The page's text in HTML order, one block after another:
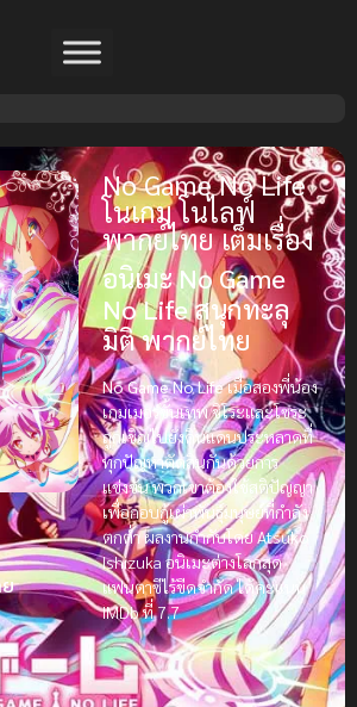
No Game No Life
โนเกม โนไลฟ์
พากย์ไทย เต็มเรื่อง
อนิเมะ No Game
No Life สนุกทะลุ
มิติ พากย์ไทย
No Game No Lifeเมื่อสองพี่น้อง
เกมเมอร์ขั้นเทพ ชิโระและโซระ
ถูกเชิญไปยังดินแดนประหลาดที่
ทุกปัญหาตัดสินกันด้วยการ
แข่งขัน พวกเขาต้องใช้สติปัญญา
เพื่อกอบกู้เผ่าพันธุ์มนุษย์ที่กำลัง
ตกต่ำ ผลงานกำกับโดย Atsuko
Ishizuka อนิเมะต่างโลกสุด
แฟนตาซีไร้ขีดจำกัด ได้คะแนน
IMDb ที่ 7.7